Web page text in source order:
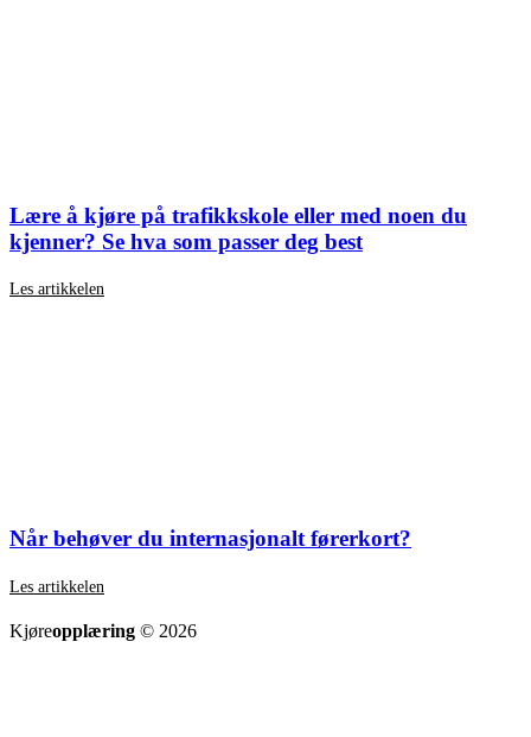
Lære å kjøre på trafikkskole eller med noen du
kjenner? Se hva som passer deg best
Les artikkelen
Når behøver du internasjonalt førerkort?
Les artikkelen
Kjøreopplæring © 2026